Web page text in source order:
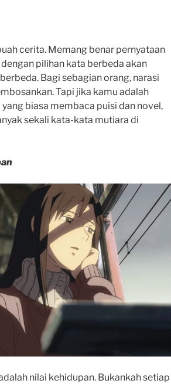
cerita. Memang benar pernyataan
pilihan kata berbeda akan
Bagi sebagian orang, narasi
Tapi jika kamu adalah
biasa membaca puisi dan novel,
sekali kata-kata mutiara di
nilai kehidupan. Bukankah setiap